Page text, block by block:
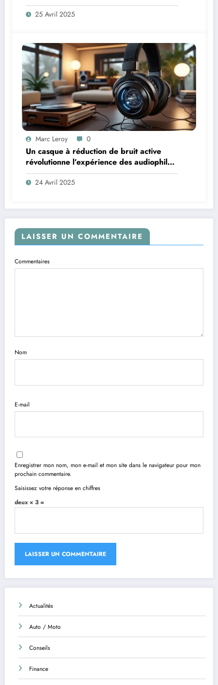
25 Avril 2025
Marc Leroy 0
Un casque à réduction de bruit active
révolutionne l’expérience des audiophiles
exigeants
24 Avril 2025
LAISSER UN COMMENTAIRE
Commentaires
Nom
E-mail
Enregistrer mon nom, mon e-mail et mon site dans le navigateur pour mon
prochain commentaire.
Saisissez votre réponse en chiffres
deux × 3 =
Actualités
Auto / Moto
Conseils
Finance